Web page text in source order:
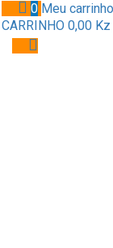
0 Meu carrinho
CARRINHO 0,00 Kz